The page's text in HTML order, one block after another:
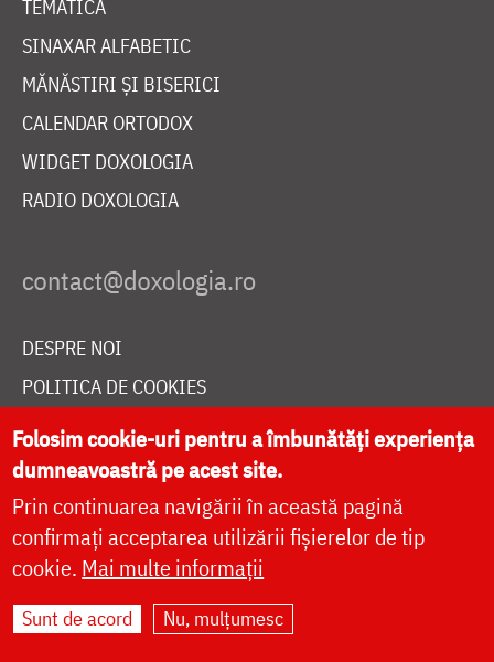
TEMATICĂ
SINAXAR ALFABETIC
MĂNĂSTIRI ȘI BISERICI
CALENDAR ORTODOX
WIDGET DOXOLOGIA
RADIO DOXOLOGIA
DESPRE NOI
POLITICA DE COOKIES
DONEAZĂ ONLINE PENTRU CATEDRALA NAȚIONALĂ
LIVE
Site dezvoltat deDOXOLOGIA MEDIA
Arhiepiscopia Iașilor | ©
Folosim cookie-uri pentru a îmbunătăți experiența
dumneavoastră pe acest site.
Prin continuarea navigării în această pagină
confirmați acceptarea utilizării fișierelor de tip
cookie. Mai multe informații
Sunt de acord Nu, mulțumesc